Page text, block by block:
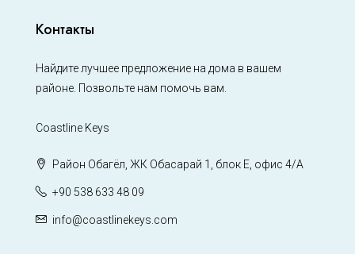
Контакты
Найдите лучшее предложение на дома в вашем
районе. Позвольте нам помочь вам.
Coastline Keys
Район Обагёл, ЖК Обасарай 1, блок Е, офис 4/А
+90 538 633 48 09
info@coastlinekeys.com